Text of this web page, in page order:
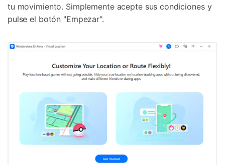
tu movimiento. Simplemente acepte sus condiciones y
pulse el botón "Empezar".